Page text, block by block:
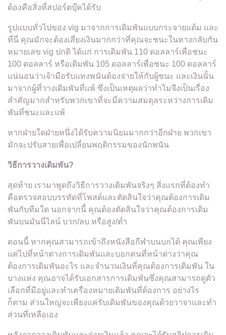
ต้องคือสิ่งที่สปอร์ตบุ๊คได้รับ
รูปแบบทั่วไปของ vig มาจากการเดิมพันแบบกระจายแต้ม และ
ที่นี่ คุณมักจะต้องเสี่ยงเงินมากกว่าที่คุณจะชนะในทางกลับกัน
หมายเลข vig ปกติ ได้แก่ การเดิมพัน 110 ดอลลาร์เพื่อชนะ
100 ดอลลาร์ หรือเดิมพัน 105 ดอลลาร์เพื่อชนะ 100 ดอลลาร์
แน่นอนว่าเจ้ามือรับแทงพนันต้องจ่ายให้กับผู้ชนะ และเงินนั้น
มาจากผู้ที่วางเดิมพันที่แพ้ ซึ่งเป็นเหตุผลว่าทำไมจึงเป็นเรื่อง
สำคัญมากสำหรับพวกเขาที่จะมีความสมดุลระหว่างการเดิม
พันที่ชนะและแพ้
หากฝ่ายใดฝ่ายหนึ่งได้รับความนิยมมากกว่าอีกฝ่าย พวกเขา
มักจะปรับสายเพื่อเปลี่ยนพฤติกรรมของนักพนัน
วิธีการวางเดิมพัน?
สุดท้าย เรามาพูดถึงวิธีการวางเดิมพันจริงๆ สิ่งแรกที่ต้องทำ
คือตรวจสอบบรรทัดที่โพสต์และตัดสินใจว่าคุณต้องการเดิม
พันกับทีมใด นอกจากนี้ คุณต้องตัดสินใจว่าคุณต้องการเดิม
พันบนมันนี่ไลน์ บวก/ลบ หรือสูง/ต่ำ
ตอนนี้ หากคุณสามารถเข้าถึงหนังสือกีฬาบนบกได้ คุณเพียง
แค่ไปที่หน้าต่างการเดิมพันและบอกคนที่หน้าต่างว่าคุณ
ต้องการเดิมพันอะไร และจำนวนเงินที่คุณต้องการเดิมพัน ใน
บางแห่ง คุณอาจได้รับเอกสารการเดิมพันซึ่งคุณสามารถดูตัว
เลือกที่มีอยู่และทำเครื่องหมายเดิมพันที่ต้องการ อย่างไร
ก็ตาม ส่วนใหญ่จะเพียงแค่รับเดิมพันของคุณด้วยวาจาและทำ
ส่วนที่เหลือเอง